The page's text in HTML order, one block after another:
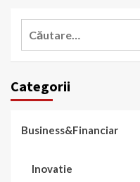
Categorii
Business&Financiar
Inovatie